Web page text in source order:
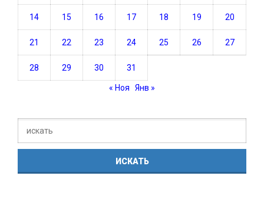
14 15 16 17 18 19 20
21 22 23 24 25 26 27
28 29 30 31
« Ноя Янв »